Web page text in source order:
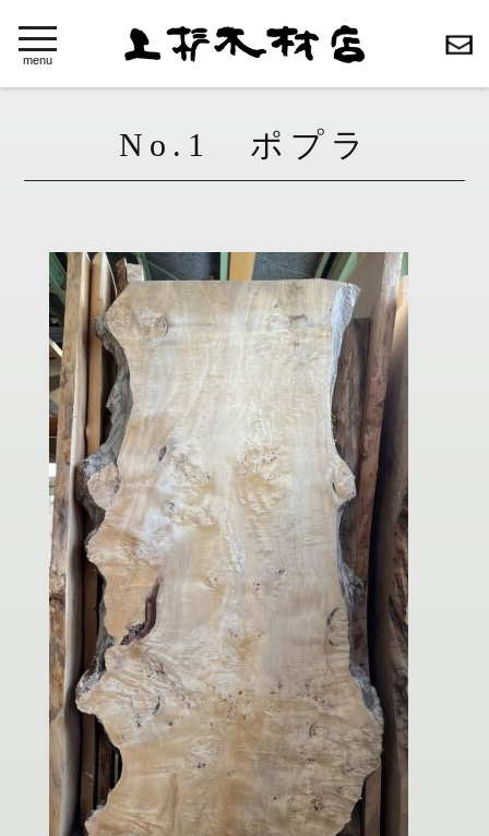
toggle
navigation
menu
No.1 ポプラ